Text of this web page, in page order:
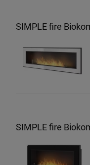
SIMPLE fire
SIMPLE fire